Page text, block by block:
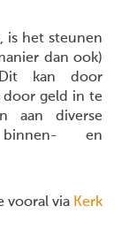
is het steunen
dan ook)
kan door
door geld in te
aan diverse
binnen- en
vooral via Kerk